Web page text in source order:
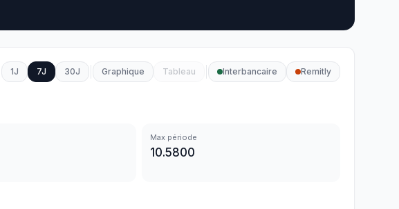
1J 7J 30J Graphique Tableau Interbancaire Remitly
Max période
10.5800